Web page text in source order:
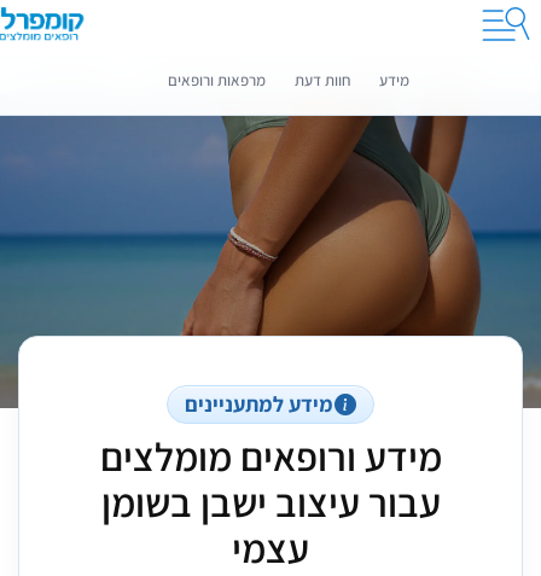
קומפרלי מסייעת לך לבחור רופאים מומלצים
מידע חוות דעת מרפאות ורופאים
מידע למתעניינים
מידע ורופאים מומלצים
עבור עיצוב ישבן בשומן
עצמי